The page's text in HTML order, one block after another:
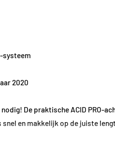
systeem
2020
De praktische ACID PRO-
en makkelijk op de juiste